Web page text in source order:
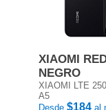
XIAOMI
NEGRO
XIAOMI LTE
A5
Desde $184 al